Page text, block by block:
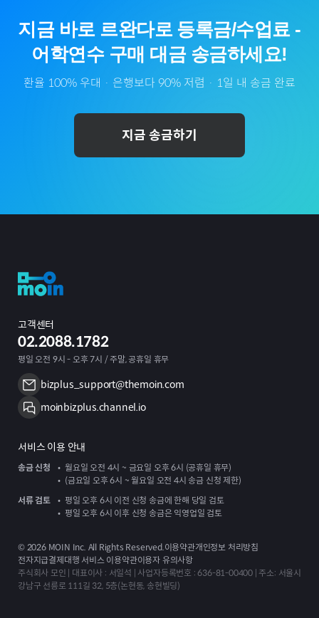
지금 바로 르완다로 등록금/수업료-
어학연수구매 대금 송금하세요!
환율 100% 우대 · 은행보다 90% 저렴 · 1일 내 송금 완료
지금 송금하기
고객센터
02.2088.1782
평일 오전 9시 - 오후 7시 / 주말, 공휴일 휴무
bizplus_support@themoin.com
moinbizplus.channel.io
서비스 이용 안내
송금 신청
월요일 오전 4시 ~ 금요일 오후 6시 (공휴일 휴무)
(금요일 오후 6시 ~ 월요일 오전 4시 송금 신청 제한)
서류 검토
평일 오후 6시 이전 신청 송금에 한해 당일 검토
평일 오후 6시 이후 신청 송금은 익영업일 검토
© 2026MOIN Inc. All Rights Reserved.이용약관개인정보 처리방침
전자지급결제대행 서비스 이용약관이용자 유의사항
주식회사 모인 | 대표이사 : 서일석 | 사업자등록번호 : 636-81-00400 | 주소: 서울시
강남구 선릉로 111길 32, 5층(논현동, 송현빌딩)